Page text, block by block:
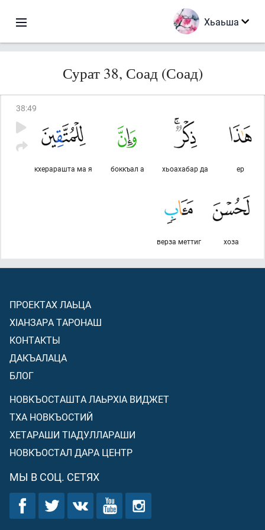
Хьаьша
Сурат 38, Соад (Соад)
38:49
ер
хьоахабар да
боккъал а
кхерарашта ма я
хоза
верза меттиг
ПРОЕКТАХ ЛАЬЦА
ХIАНЗАРА ТАРОНАШ
КОНТАКТЫ
ДАКЪАЛАЦА
БЛОГ
НОВКЪОСТАШТА ЛАЬРХIА ВИДЖЕТ
ТХА НОВКЪОСТИЙ
ХЕТАРАШИ ТIАДУЛЛАРАШИ
НОВКЪОСТАЛ ДАРА ЦЕНТР
МЫ В СОЦ. СЕТЯХ